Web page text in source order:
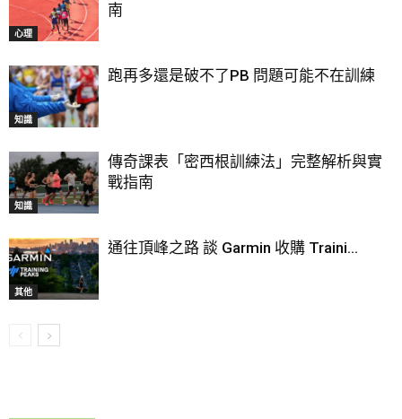
心理
南
知識
跑再多還是破不了PB 問題可能不在訓練
知識
傳奇課表「密西根訓練法」完整解析與實
戰指南
其他
通往頂峰之路 談 Garmin 收購 Traini...